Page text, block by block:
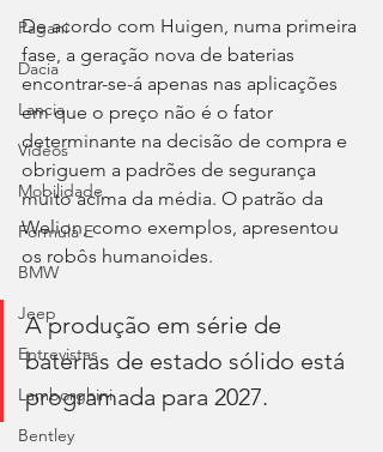
Pagani
Dacia
Lancia
Videos
Mobilidade
Fórmula E
BMW
Jeep
Entrevistas
Lamborghini
Bentley
De acordo com Huigen, numa primeira
fase, a geração nova de baterias
encontrar-se-á apenas nas aplicações
em que o preço não é o fator
determinante na decisão de compra e
obriguem a padrões de segurança
muito acima da média. O patrão da
Welion, como exemplos, apresentou
os robôs humanoides.
A produção em série de
baterias de estado sólido está
programada para 2027.